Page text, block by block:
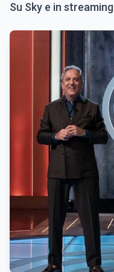
Su Sky e in